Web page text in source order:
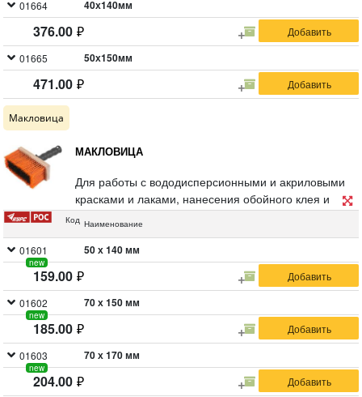
01664 40х140мм
376.00
01665 50х150мм
471.00
Макловица
МАКЛОВИЦА
Для работы с вододисперсионными и акриловыми
красками и лаками, нанесения обойного клея и
битумных мастик холодного отверждения.
корпус из берёзы, съемная полая пластиковая
ручка, совместимая с удлинителем.
Код Наименование
01601
new
50 х 140 мм
159.00
01602
new
70 х 150 мм
185.00
01603
new
70 х 170 мм
204.00